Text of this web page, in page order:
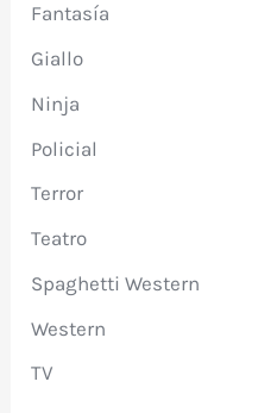
Fantasía
Giallo
Ninja
Policial
Terror
Teatro
Spaghetti Western
Western
TV